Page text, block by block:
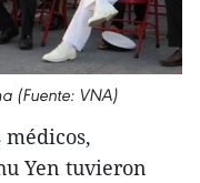
(Fuente: VNA)
Yen tuvieron